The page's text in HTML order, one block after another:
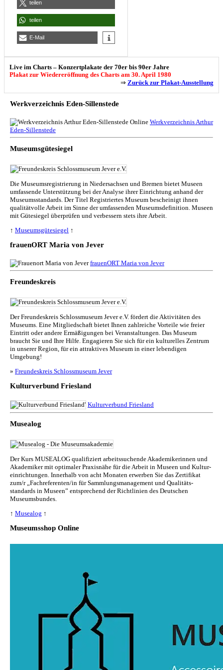
teilen
teilen
E-Mail
Live im Charts – Konzertplakate der 70er bis 90er Jahre
Plakat zur Wiedereröffnung des Charts am 30. April 1980
⇒ Zurück zur Plakat-Ausstellung
Werkverzeichnis Eden-Sillenstede
Werkverzeichnis Arthur
Eden-Sillenstede
Museumsgütesiegel
Die Museumsregistrierung in Niedersachsen und Bremen bietet Museen
umfassende Unterstützung bei der Analyse ihrer Einrichtung anhand der
Museumsstandards. Der Titel Registriertes Museum bescheinigt ihnen
qualitätvolle Arbeit im Sinne der umfassenden Museumsdefinition. Museen
mit Gütesiegel überprüfen und verbessern stets ihre Arbeit.
↑ Museumsgütesiegel ↑
frauenORT Maria von Jever
frauenORT Maria von Jever
Freundeskreis
Der Freundeskreis Schlossmuseum Jever e.V. fördert die Aktivitäten des
Museums. Eine Mitgliedschaft bietet Ihnen zahlreiche Vorteile wie freier
Eintritt oder andere Ermäßigungen bei Veranstaltungen. Das Museum
braucht Sie und Ihre Hilfe. Engagieren Sie sich für ein kulturelles Zentrum
in unserer Region, für ein attraktives Museum in einer lebendigen
Umgebung!
» Freundeskreis Schlossmuseum Jever
Kulturverbund Friesland
Kulturverbund Friesland
Musealog
Der Kurs MUSEALOG qualifiziert arbeitssuchende Akademikerinnen und
Akademiker mit optimaler Praxisnähe für die Arbeit in Museen und Kul­tur­
ein­rich­tun­gen. Innerhalb von acht Monaten erwerben Sie das Zertifikat
zum/r „Fachreferenten/in für Sammlungs­management und Qualitäts­
standards in Museen” entsprechend der Richtlinien des Deutschen
Museumsbundes.
↑ Musealog ↑
Museumsshop Online